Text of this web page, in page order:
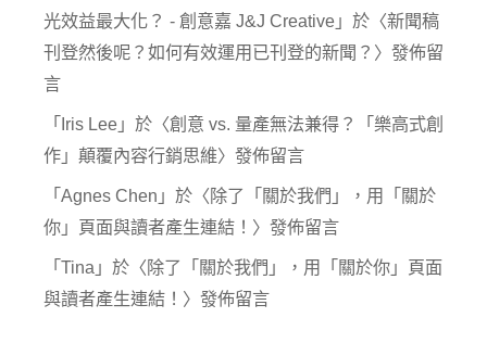
光效益最大化？ - 創意嘉 J&J Creative 」於〈新聞稿
刊登然後呢？如何有效運用已刊登的新聞？ 〉發佈留
言
「 Iris Lee 」於〈創意 vs. 量產無法兼得？「樂高式創
作」顛覆內容行銷思維〉發佈留言
「 Agnes Chen 」於〈除了「關於我們」，用「關於
你」頁面與讀者產生連結！ 〉發佈留言
「 Tina 」於〈除了「關於我們」，用「關於你」頁面
與讀者產生連結！ 〉發佈留言